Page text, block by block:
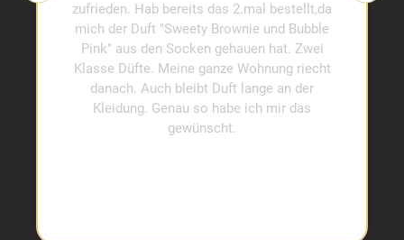
zufrieden. Hab bereits das 2.mal bestellt,da
mich der Duft "Sweety Brownie und Bubble
Pink" aus den Socken gehauen hat. Zwei
Klasse Düfte. Meine ganze Wohnung riecht
danach. Auch bleibt Duft lange an der
Kleidung. Genau so habe ich mir das
gewünscht.